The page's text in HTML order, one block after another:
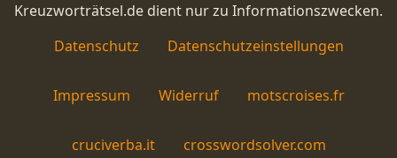
Kreuzworträtsel.de dient nur zu Informationszwecken.
Datenschutz
Datenschutzeinstellungen
Impressum Widerruf motscroises.fr
cruciverba.it crosswordsolver.com